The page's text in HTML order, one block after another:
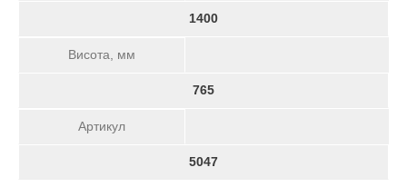
1400
Висота, мм
765
Артикул
5047